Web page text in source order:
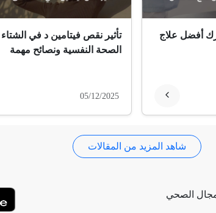
أفضل علاج
تأثير نقص فيتامين د في
الصحة النفسية ونصائح مهمة
05/12/2025
شاهد المزيد من المقالات
الصحي